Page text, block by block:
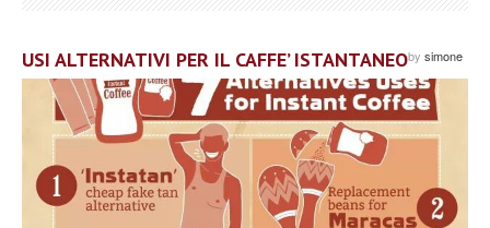
USI ALTERNATIVI PER IL CAFFE’ ISTANTANEOby simone